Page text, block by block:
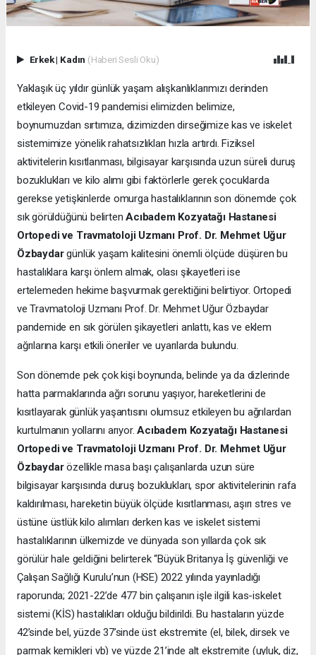
Erkek| Kadın (Haberi Sesli Oku)
Yaklaşık üç yıldır günlük yaşam alışkanlıklarımızı derinden
etkileyen Covid-19 pandemisi elimizden belimize,
boynumuzdan sırtımıza, dizimizden dirseğimize kas ve iskelet
sistemimize yönelik rahatsızlıkları hızla artırdı. Fiziksel
aktivitelerin kısıtlanması, bilgisayar karşısında uzun süreli duruş
bozuklukları ve kilo alımı gibi faktörlerle gerek çocuklarda
gerekse yetişkinlerde omurga hastalıklarının son dönemde çok
sık görüldüğünü belirtenAcıbadem Kozyatağı Hastanesi
Ortopedi ve Travmatoloji Uzmanı Prof. Dr. Mehmet Uğur
Özbaydargünlük yaşam kalitesini önemli ölçüde düşüren bu
hastalıklara karşı önlem almak, olası şikayetleri ise
ertelemeden hekime başvurmak gerektiğini belirtiyor. Ortopedi
ve Travmatoloji Uzmanı Prof. Dr. Mehmet Uğur Özbaydar
pandemide en sık görülen şikayetleri anlattı, kas ve eklem
ağrılarına karşı etkili öneriler ve uyarılarda bulundu.
Son dönemde pek çok kişi boynunda, belinde ya da dizlerinde
hatta parmaklarında ağrı sorunu yaşıyor, hareketlerini de
kısıtlayarak günlük yaşantısını olumsuz etkileyen bu ağrılardan
kurtulmanın yollarını arıyor.Acıbadem Kozyatağı Hastanesi
Ortopedi ve Travmatoloji Uzmanı Prof. Dr. Mehmet Uğur
Özbaydarözellikle masa başı çalışanlarda uzun süre
bilgisayar karşısında duruş bozuklukları, spor aktivitelerinin rafa
kaldırılması, hareketin büyük ölçüde kısıtlanması, aşırı stres ve
üstüne üstlük kilo alımları derken kas ve iskelet sistemi
hastalıklarının ülkemizde ve dünyada son yıllarda çok sık
görülür hale geldiğini belirterek “Büyük Britanya İş güvenliği ve
Çalışan Sağlığı Kurulu’nun (HSE) 2022 yılında yayınladığı
raporunda; 2021-22’de 477 bin çalışanın işle ilgili kas-iskelet
sistemi (KİS) hastalıkları olduğu bildirildi. Bu hastaların yüzde
42’sinde bel, yüzde 37’sinde üst ekstremite (el, bilek, dirsek ve
parmak kemikleri vb) ve yüzde 21’inde alt ekstremite (uyluk, diz,